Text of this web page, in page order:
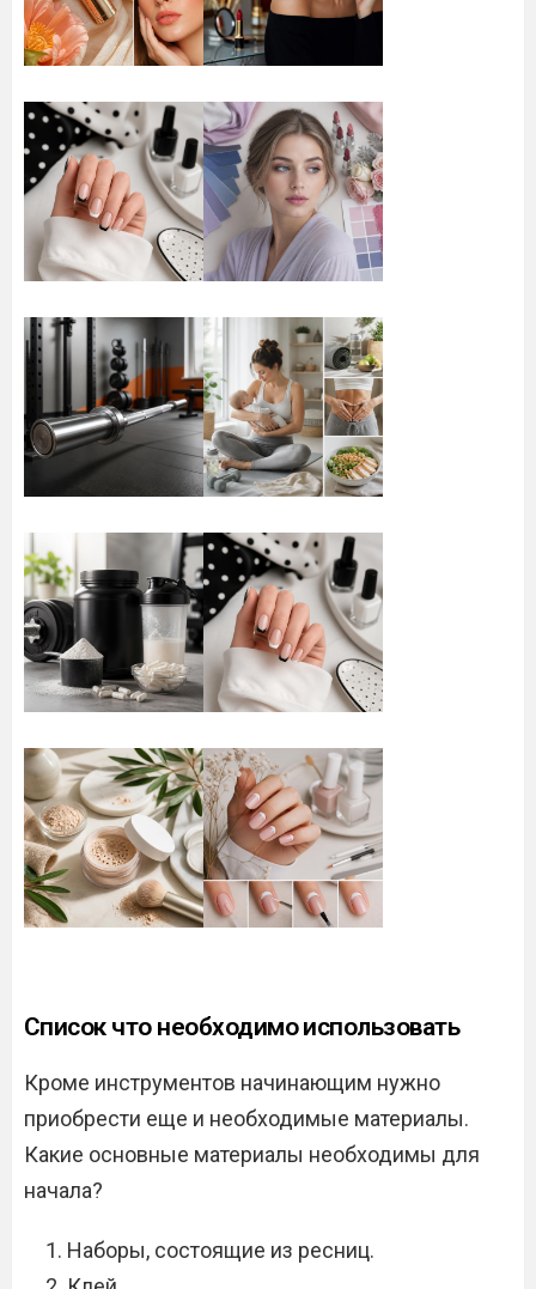
Список что необходимо использовать
Кроме инструментов начинающим нужно
приобрести еще и необходимые материалы.
Какие основные материалы необходимы для
начала?
Наборы, состоящие из ресниц.